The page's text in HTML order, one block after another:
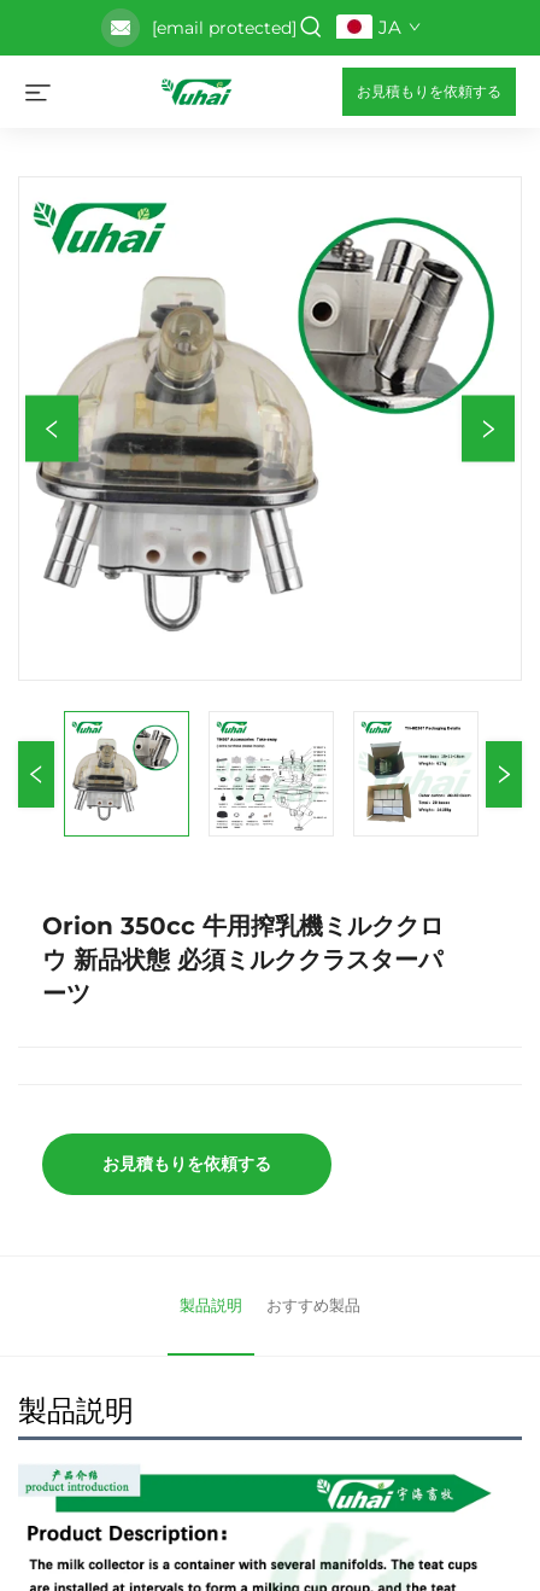
[email protected] JA
お見積もりを依頼する
Orion 350cc 牛用搾乳機ミルククロ
ウ 新品状態 必須ミルククラスターパ
ーツ
お見積もりを依頼する
製品説明 おすすめ製品
製品説明